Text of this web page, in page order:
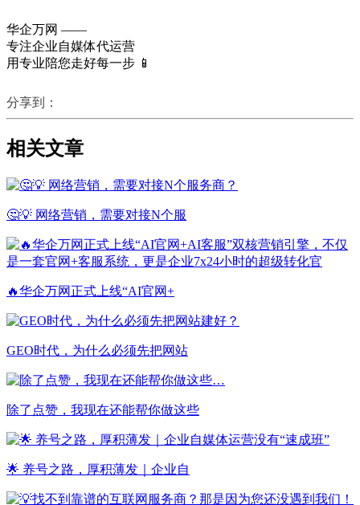
华企万网 ——
专注企业自媒体代运营
用专业陪您走好每一步 📱
分享到：
相关文章
🤔💡 网络营销，需要对接N个服
🔥华企万网正式上线“AI官网+
GEO时代，为什么必须先把网站
除了点赞，我现在还能帮你做这些
🌟 养号之路，厚积薄发｜企业自